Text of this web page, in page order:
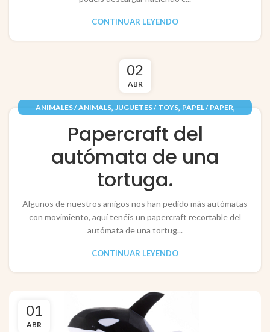
CONTINUAR LEYENDO
02
ABR
ANIMALES / ANIMALS, JUGUETES / TOYS, PAPEL / PAPER,
Papercraft del
autómata de una
tortuga.
Algunos de nuestros amigos nos han pedido más autómatas
con movimiento, aquí tenéis un papercraft recortable del
autómata de una tortug...
CONTINUAR LEYENDO
01
ABR